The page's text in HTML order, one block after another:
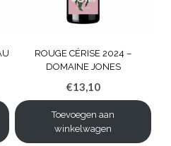
ROUGE CÉRISE 2024 –
DOMAINE JONES
€13,10
Toevoegen aan
winkelwagen